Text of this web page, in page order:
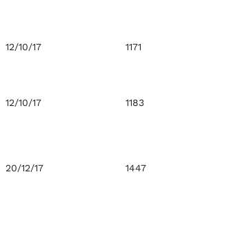
12/10/17 1171
12/10/17 1183
20/12/17 1447